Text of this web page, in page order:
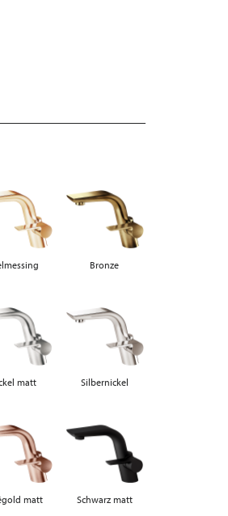
Bronze
matt Silbernickel
matt Schwarz matt